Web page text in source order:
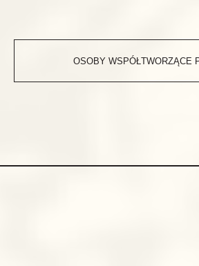
OSOBY WSPÓŁTWORZĄCE